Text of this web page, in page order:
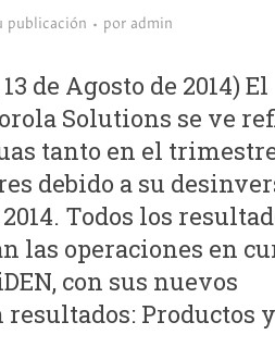
publicación por admin
de Agosto de 2014) El
Solutions se ve
tanto en el
debido a su
Todos los
las operaciones en
con sus nuevos
Productos y